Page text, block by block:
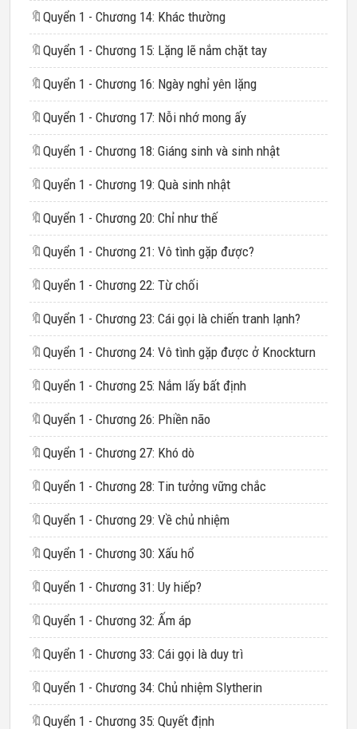
🔖 Quyển 1 - Chương 14: Khác thường
🔖 Quyển 1 - Chương 15: Lặng lẽ nắm chặt tay
🔖 Quyển 1 - Chương 16: Ngày nghỉ yên lặng
🔖 Quyển 1 - Chương 17: Nỗi nhớ mong ấy
🔖 Quyển 1 - Chương 18: Giáng sinh và sinh nhật
🔖 Quyển 1 - Chương 19: Quà sinh nhật
🔖 Quyển 1 - Chương 20: Chỉ như thế
🔖 Quyển 1 - Chương 21: Vô tình gặp được?
🔖 Quyển 1 - Chương 22: Từ chối
🔖 Quyển 1 - Chương 23: Cái gọi là chiến tranh lạnh?
🔖 Quyển 1 - Chương 24: Vô tình gặp được ở Knockturn
🔖 Quyển 1 - Chương 25: Nắm lấy bất định
🔖 Quyển 1 - Chương 26: Phiền não
🔖 Quyển 1 - Chương 27: Khó dò
🔖 Quyển 1 - Chương 28: Tin tưởng vững chắc
🔖 Quyển 1 - Chương 29: Về chủ nhiệm
🔖 Quyển 1 - Chương 30: Xấu hổ
🔖 Quyển 1 - Chương 31: Uy hiếp?
🔖 Quyển 1 - Chương 32: Ấm áp
🔖 Quyển 1 - Chương 33: Cái gọi là duy trì
🔖 Quyển 1 - Chương 34: Chủ nhiệm Slytherin
🔖 Quyển 1 - Chương 35: Quyết định